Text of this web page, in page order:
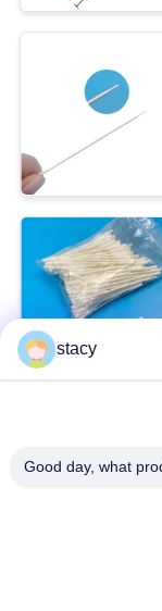
stacy
Good day, what